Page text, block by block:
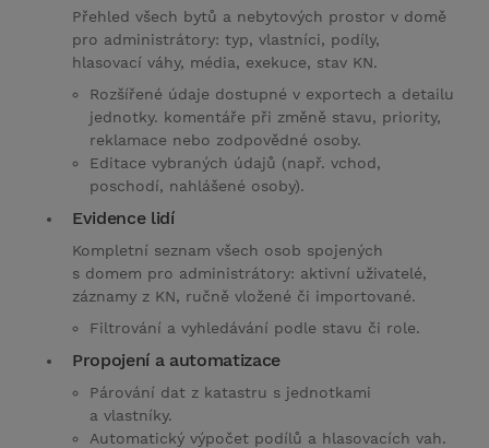
Přehled všech bytů a nebytových prostor v domě
pro administrátory: typ, vlastníci, podíly,
hlasovací váhy, média, exekuce, stav KN.
Rozšířené údaje dostupné v exportech a detailu
jednotky. komentáře při změně stavu, priority,
reklamace nebo zodpovědné osoby.
Editace vybraných údajů (např. vchod,
poschodí, nahlášené osoby).
Evidence lidí
Kompletní seznam všech osob spojených
s domem pro administrátory: aktivní uživatelé,
záznamy z KN, ručně vložené či importované.
Filtrování a vyhledávání podle stavu či role.
Propojení a automatizace
Párování dat z katastru s jednotkami
a vlastníky.
Automatický výpočet podílů a hlasovacích vah.